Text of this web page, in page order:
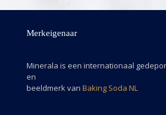
Merkeigenaar
Minerala is een internationaal
en
beeldmerk van Baking Soda NL